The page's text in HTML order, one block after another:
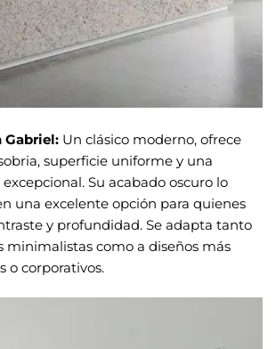
Gabriel: Un clásico moderno, ofrece
superficie uniforme y una
Su acabado oscuro lo
una excelente opción para quienes
y profundidad. Se adapta tanto
minimalistas como a diseños más
o corporativos.